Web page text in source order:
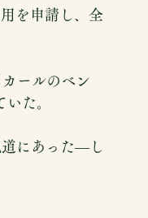
を申請し、全
ールのベン
た。
道にあった―し